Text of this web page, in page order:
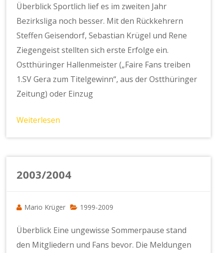
Überblick Sportlich lief es im zweiten Jahr
Bezirksliga noch besser. Mit den Rückkehrern
Steffen Geisendorf, Sebastian Krügel und Rene
Ziegengeist stellten sich erste Erfolge ein.
Ostthüringer Hallenmeister („Faire Fans treiben
1.SV Gera zum Titelgewinn“, aus der Ostthüringer
Zeitung) oder Einzug
Weiterlesen
2003/2004
Mario Krüger 1999-2009
Überblick Eine ungewisse Sommerpause stand
den Mitgliedern und Fans bevor. Die Meldungen